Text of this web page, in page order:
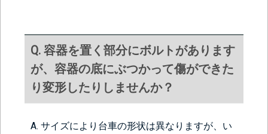
Q. 容器を置く部分にボルトがあります
が、容器の底にぶつかって傷ができた
り変形したりしませんか？
A. サイズにより台車の形状は異なりますが、い